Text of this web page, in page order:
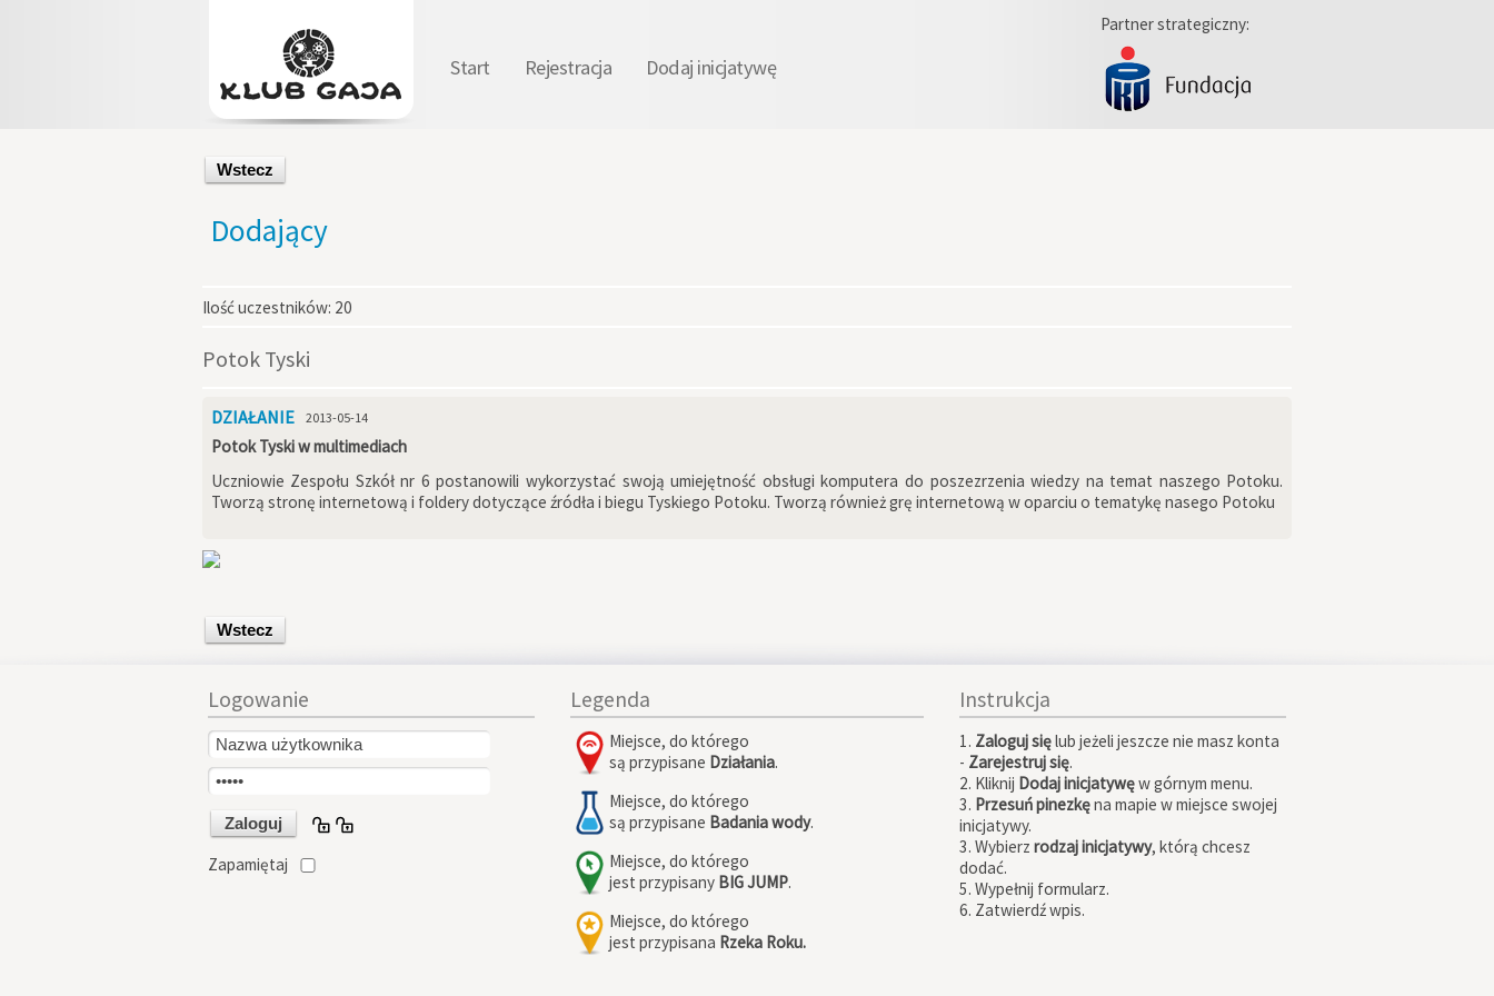
Partner strategiczny:
Start Rejestracja Dodaj inicjatywę
Wstecz
Dodający
Ilość uczestników: 20
Potok Tyski
DZIAŁANIE 2013-05-14
Potok Tyski w multimediach
Uczniowie Zespołu Szkół nr 6 postanowili wykorzystać swoją umiejętność obsługi komputera do poszezrzenia wiedzy na temat naszego Potoku.
Tworzą stronę internetową i foldery dotyczące źródła i biegu Tyskiego Potoku. Tworzą również grę internetową w oparciu o tematykę nasego Potoku
Wstecz
Logowanie
Zapamiętaj
Instrukcja
1. Zaloguj sięlub jeżeli jeszcze nie masz konta
- Zarejestruj się.
2. Kliknij Dodaj inicjatywęw górnym menu.
3. Przesuń pinezkęna mapie w miejsce swojej
inicjatywy.
3. Wybierzrodzaj inicjatywy, którą chcesz
dodać.
5. Wypełnij formularz.
6. Zatwierdź wpis.
Legenda
Miejsce, do którego
są przypisane Działania.
Miejsce, do którego
są przypisane Badania wody.
Miejsce, do którego
jest przypisany BIG JUMP.
Miejsce, do którego
jest przypisana Rzeka Roku.